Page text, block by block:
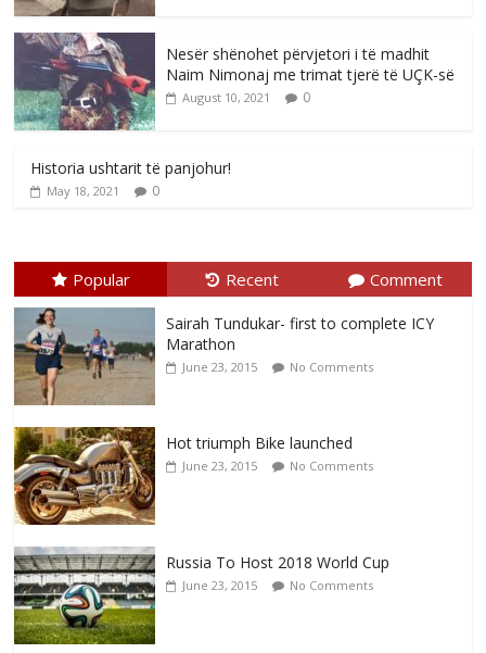
Nesër shënohet përvjetori i të madhit
Naim Nimonaj me trimat tjerë të UÇK-së
August 10, 2021 0
Historia ushtarit të panjohur!
May 18, 2021 0
Popular Recent Comment
Sairah Tundukar- first to complete ICY
Marathon
June 23, 2015 No Comments
Hot triumph Bike launched
June 23, 2015 No Comments
Russia To Host 2018 World Cup
June 23, 2015 No Comments